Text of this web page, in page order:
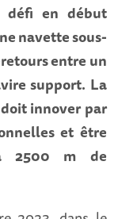
défi en début
navette sous-
entre un
support. La
innover par
et être
2500 m de